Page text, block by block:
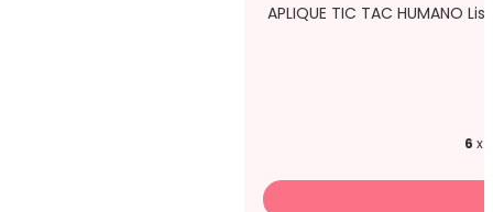
APLIQUE TIC TAC HUMANO
6 x